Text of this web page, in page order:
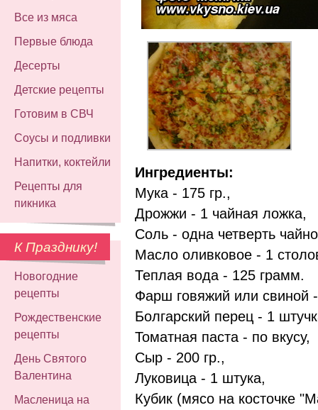
Все из мяса
Первые блюда
Десерты
Детские рецепты
Готовим в СВЧ
Соусы и подливки
Напитки, коктейли
Рецепты для
пикника
К Празднику!
Новогодние
рецепты
Рождественские
рецепты
День Святого
Валентина
Масленица на
Ингредиенты:
Мука - 175 гр.,
Дрожжи - 1 чайная ложка,
Соль - одна четверть
Масло оливковое - 1
Теплая вода - 125 грамм.
Фарш говяжий или свиной
Болгарский перец - 1
Томатная паста - по вкусу,
Сыр - 200 гр.,
Луковица - 1 штука,
Кубик (мясо на косточке